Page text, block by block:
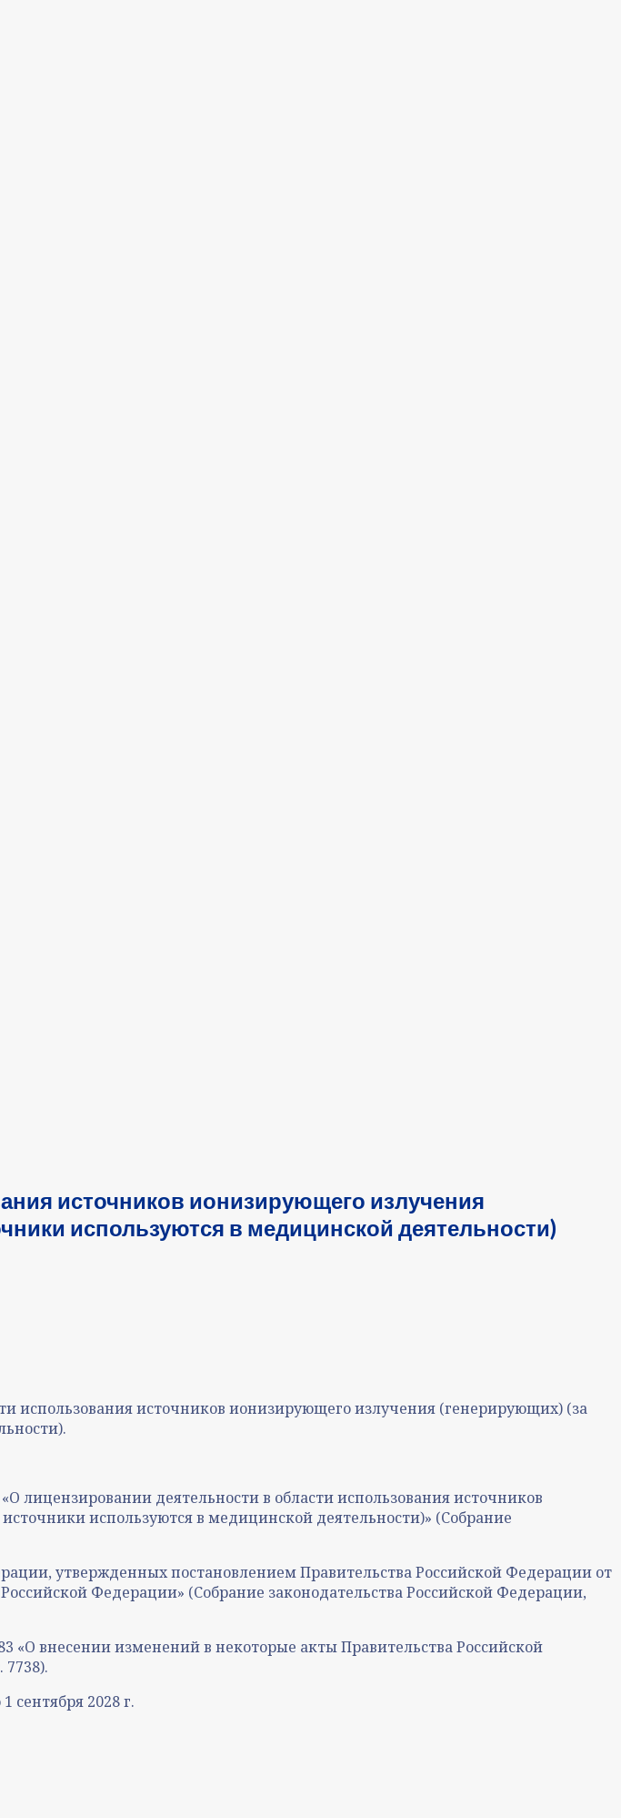
источников ионизирующего излучения
используются в медицинской деятельности)
использования источников ионизирующего излучения (генерирующих) (за
лицензировании деятельности в области использования источников
используются в медицинской деятельности)» (Собрание
утвержденных постановлением Правительства Российской Федерации от
Федерации» (Собрание законодательства Российской Федерации,
«О внесении изменений в некоторые акты Правительства Российской
сентября 2028 г.